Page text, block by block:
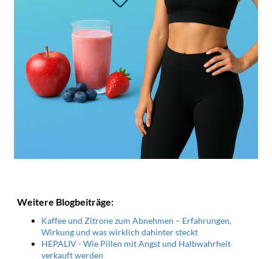
Weitere Blogbeiträge:
Kaffee und Zitrone zum Abnehmen – Erfahrungen,
Wirkung und was wirklich dahinter steckt
HEPALIV - Wie Pillen mit Angst und Halbwahrheit
verkauft werden